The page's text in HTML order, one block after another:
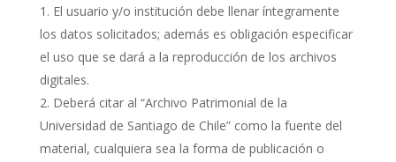
El usuario y/o institución debe llenar íntegramente
los datos solicitados; además es obligación especificar
el uso que se dará a la reproducción de los archivos
digitales.
Deberá citar al “Archivo Patrimonial de la
Universidad de Santiago de Chile” como la fuente del
material, cualquiera sea la forma de publicación o